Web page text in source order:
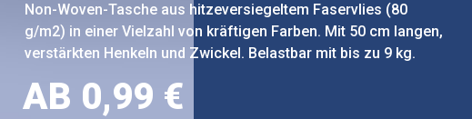
Non-Woven-Tasche aus hitzeversiegeltem Faservlies (80
g/m2) in einer Vielzahl von kräftigen Farben. Mit 50 cm langen,
verstärkten Henkeln und Zwickel. Belastbar mit bis zu 9 kg.
AB 0,99 €